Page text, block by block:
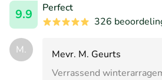
9.9
Perfect
326
M.
Mevr. M. Geurts
Verrassend